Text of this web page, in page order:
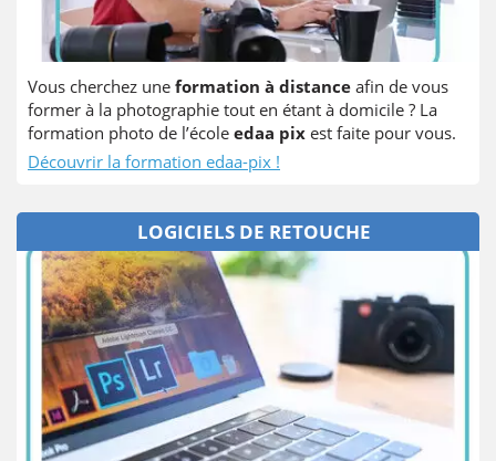
Vous cherchez une formation à distance afin de vous
former à la photographie tout en étant à domicile ? La
formation photo de l’école edaa pix est faite pour vous.
Découvrir la formation edaa-pix !
LOGICIELS DE RETOUCHE